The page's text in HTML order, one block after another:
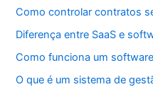
Como controlar contratos
Diferença entre SaaS e
Como funciona um
O que é um sistema de